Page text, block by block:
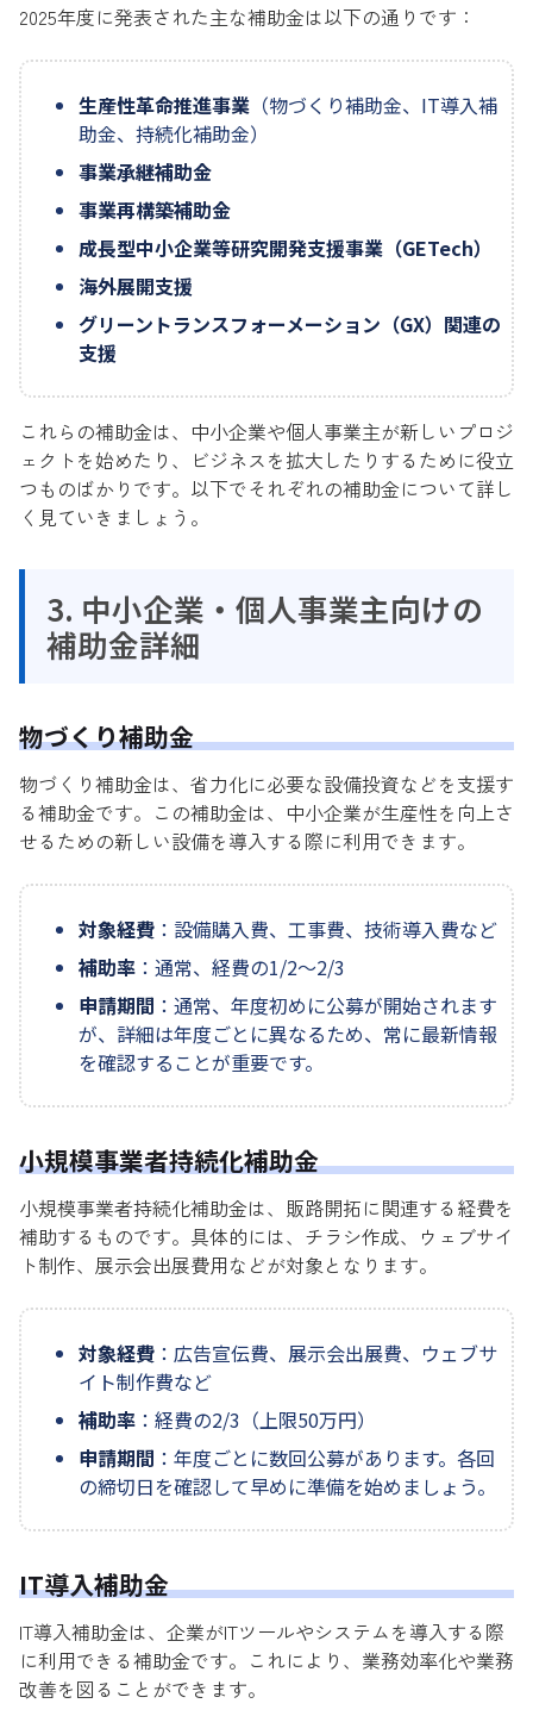
2025年度に発表された主な補助金は以下の通りです：
生産性革命推進事業 （物づくり補助金、IT導入補
助金、持続化補助金）
事業承継補助金
事業再構築補助金
成長型中小企業等研究開発支援事業（GETech）
海外展開支援
グリーントランスフォーメーション（GX）関連の
支援
これらの補助金は、中小企業や個人事業主が新しいプロジ
ェクトを始めたり、ビジネスを拡大したりするために役立
つものばかりです。以下でそれぞれの補助金について詳し
く見ていきましょう。
3. 中小企業・個人事業主向けの
補助金詳細
物づくり補助金
物づくり補助金は、省力化に必要な設備投資などを支援す
る補助金です。この補助金は、中小企業が生産性を向上さ
せるための新しい設備を導入する際に利用できます。
対象経費 ：設備購入費、工事費、技術導入費など
補助率 ：通常、経費の1/2〜2/3
申請期間 ：通常、年度初めに公募が開始されます
が、詳細は年度ごとに異なるため、常に最新情報
を確認することが重要です。
小規模事業者持続化補助金
小規模事業者持続化補助金は、販路開拓に関連する経費を
補助するものです。具体的には、チラシ作成、ウェブサイ
ト制作、展示会出展費用などが対象となります。
対象経費 ：広告宣伝費、展示会出展費、ウェブサ
イト制作費など
補助率 ：経費の2/3（上限50万円）
申請期間 ：年度ごとに数回公募があります。各回
の締切日を確認して早めに準備を始めましょう。
IT導入補助金
IT導入補助金は、企業がITツールやシステムを導入する際
に利用できる補助金です。これにより、業務効率化や業務
改善を図ることができます。